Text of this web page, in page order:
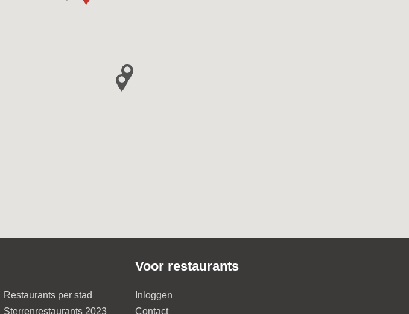
Restaurants per stad
Sterrenrestaurants 2023
Voor restaurants
Inloggen
Contact